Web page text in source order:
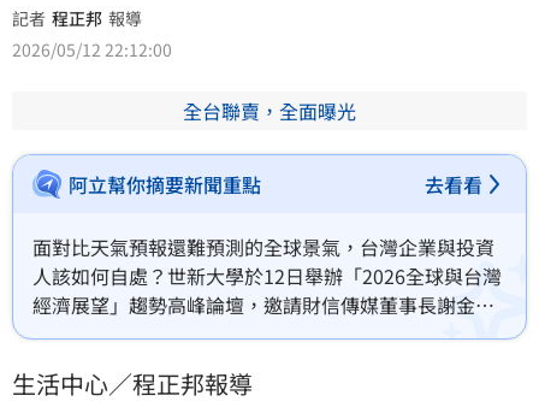
記者 程正邦 報導
2026/05/12 22:12:00
全台聯賣，全面曝光
阿立幫你摘要新聞重點 去看看
面對比天氣預報還難預測的全球景氣，台灣企業與投資
人該如何自處？世新大學於12日舉辦「2026全球與台灣
經濟展望」趨勢高峰論壇，邀請財信傳媒董事長謝金河
擔綱主講。這場論壇不僅聚焦地緣政治與美中對抗，更
擎，帶領聽眾搶先掌握未來的經濟版圖。
生活中心／程正邦報導